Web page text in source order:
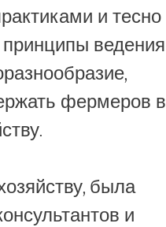
и тесно
ведения
фермеров в
была
и